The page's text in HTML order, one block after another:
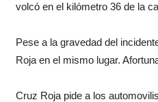
volcó en el kilómetro 36 de la
Pese a la gravedad del
Roja en el mismo lugar.
Cruz Roja pide a los